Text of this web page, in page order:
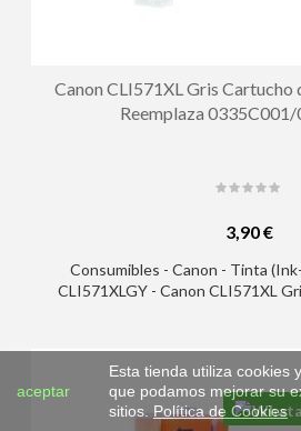
Canon CLI571XL Gris Cartucho
Reemplaza
3,90 €
Consumibles - Canon - Tinta
CLI571XLGY - Canon CLI571XL
aceptar
Esta tienda utiliza cookies
que podamos mejorar su
sitios. Política de Cookies